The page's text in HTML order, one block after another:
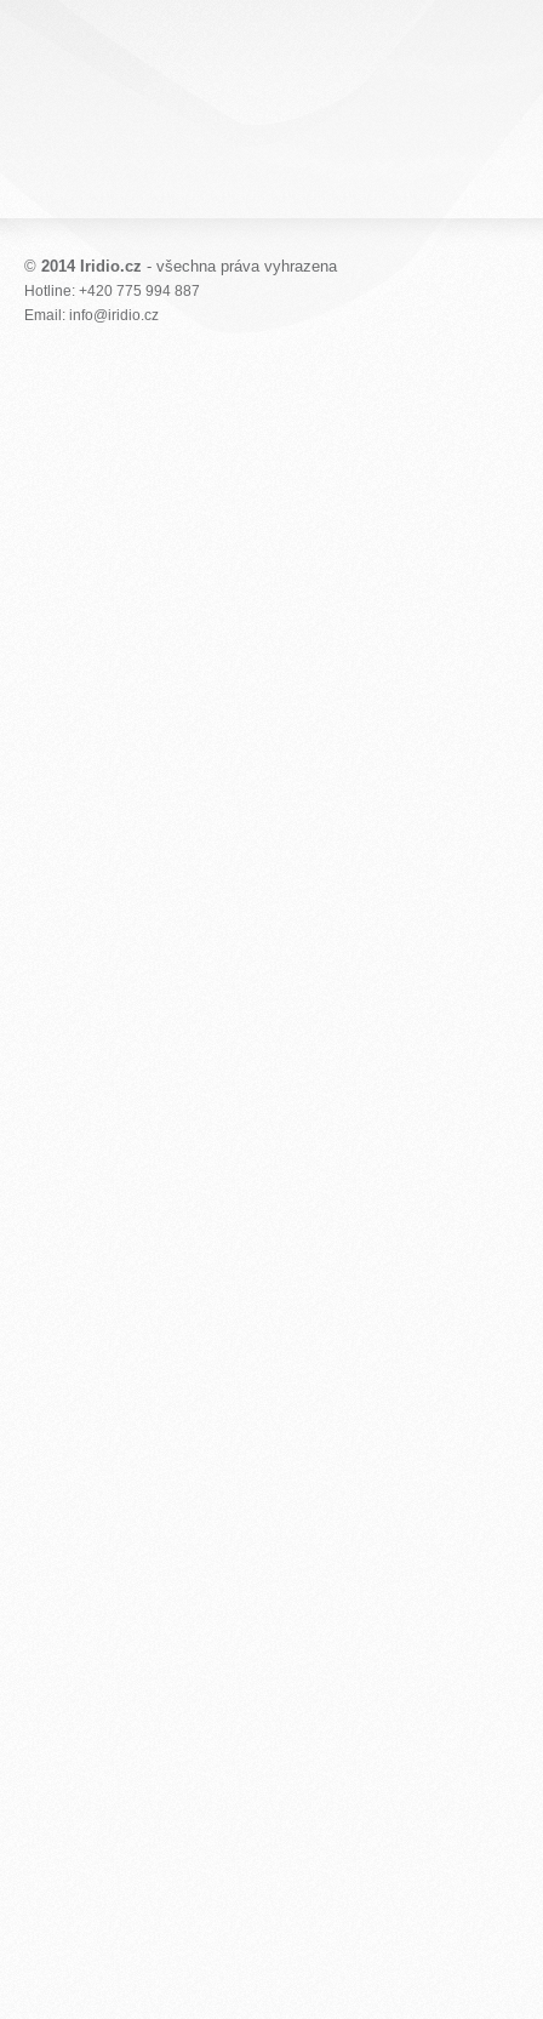
© 2014 Iridio.cz - všechna práva vyhrazena
Hotline: +420 775 994 887
Email: info@iridio.cz